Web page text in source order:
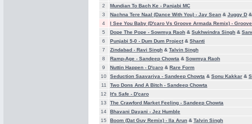
2
Mundian To Bach Ke - Panjabi MC
3
Nachna Tere Naal (Dance With You) - Jay Sean & Juggy D &
4
I See You Baby (D'caro Vs Groove Armada Remix) -
5
Dope The Pope - Sowmya Raoh & Sukhwindra Singh &
6
Punjabi 5-0 - Dum Dum Project& Shanti
7
Zindabad - Ravi Singh & Talvin Singh
8
Ramp-Age - Sandeep Chowta & Sowmya Raoh
9
Nuttin Happen - D'caro & Rare Form
10
Seduction Saavariya - Sandeep Chowta & Sonu Kakkar &
11
Two Dons And A Bitch - Sandeep Chowta
12
It's Safe - D'caro
13
The Crawford Market Feeling - Sandeep Chowta
14
Bhavani Dayani - Jez Humble
15
Boom (Dat Guy Remix) - Ila Arun & Talvin Singh